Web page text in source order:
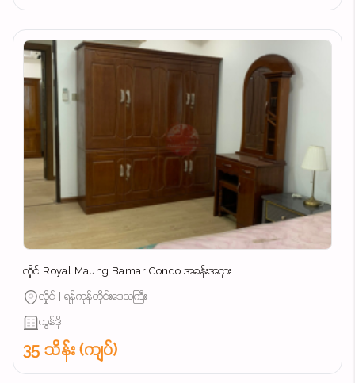
လှိုင် Royal Maung Bamar Condo အခန်းအငှား
လှိုင် | ရန်ကုန်တိုင်းဒေသကြီး
ကွန်ဒို
35 သိန်း (ကျပ်)